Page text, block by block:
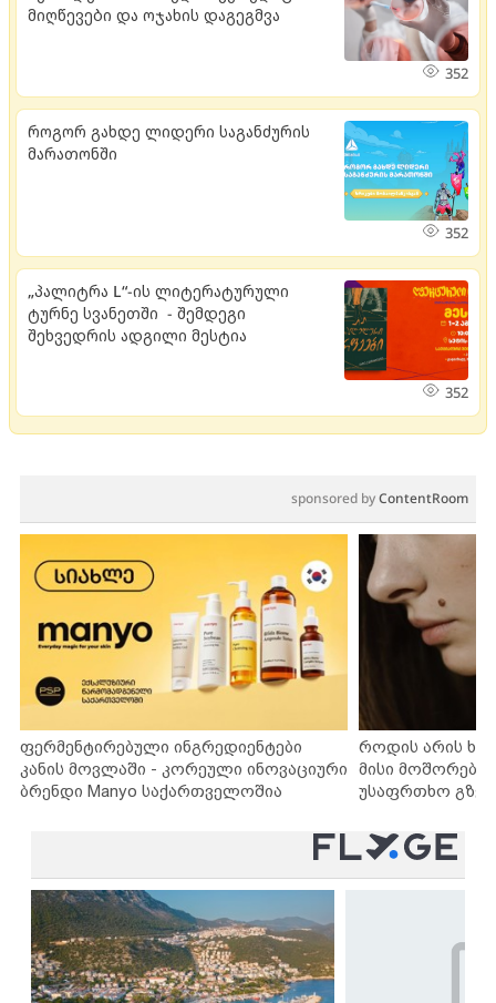
მიღწევები და ოჯახის დაგეგმვა
352
როგორ გახდე ლიდერი საგანძურის
მარათონში
352
„პალიტრა L“-ის ლიტერატურული
ტურნე სვანეთში - შემდეგი
შეხვედრის ადგილი მესტია
352
sponsored byContentRoom
ფერმენტირებული ინგრედიენტები
კანის მოვლაში - კორეული ინოვაციური
ბრენდი Manyo საქართველოშია
როდის არის
მისი
უსაფრთხო